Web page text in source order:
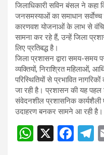
जिलाधिकारी सविन बंसल ने
जनसमस्याओं का समाधान सर्वाेच्च
कारणवश योजनाओं के लाभ से
सामना कर रहे हैं, उन्हें जिला
लिए प्रतिबद्ध है।
जिला प्रशासन द्वारा समय-समय
व्यक्तियों, निराश्रित महिलाओं,
परिस्थितियों से प्रभावित
जा रही है। प्रशासन की यह
संवेदनशील प्रशासनिक कार्यशैली
उदाहरण बनकर सामने आ रही है।
PostW X
F
T